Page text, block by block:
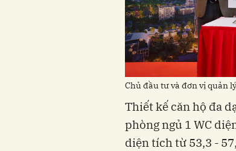
Chủ đầu tư và đơn vị quản
Thiết kế căn hộ đa
phòng ngủ 1 WC
diện tích từ 53,3 -